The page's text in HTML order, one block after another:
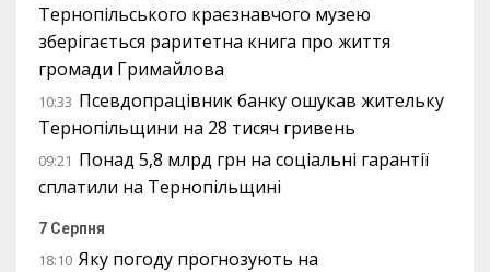
Тернопільського краєзнавчого музею
зберігається раритетна книга про життя
громади Гримайлова
10:33 Псевдопрацівник банку ошукав жительку
Тернопільщини на 28 тисяч гривень
09:21 Понад 5,8 млрд грн на соціальні гарантії
сплатили на Тернопільщині
7 Серпня
18:10 Яку погоду прогнозують на